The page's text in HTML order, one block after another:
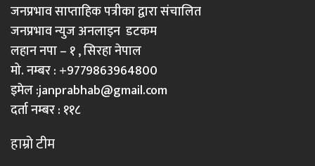
जनप्रभाव साप्ताहिक पत्रीका द्वारा संचालित
जनप्रभाव न्युज अनलाइन डटकम
लहान नपा – १ , सिरहा नेपाल
मो. नम्बर : +9779863964800
इमेल :janprabhab@gmail.com
दर्ता नम्बर : ११८
हाम्रो टीम